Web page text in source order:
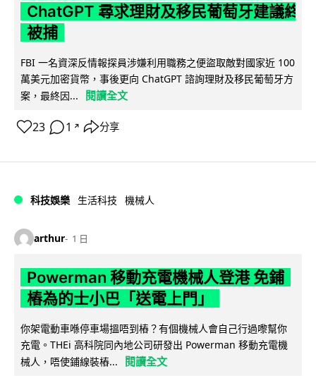
ChatGPT 尋求理財及移民葡萄牙建議終
被捕
FBI 一名資深反情報探員涉嫌利用職務之便盜取敵對國家近 100
萬美元加密貨幣，事後更向 ChatGPT 諮詢理財及移民葡萄牙方
案，最終因...
閱讀全文
23 1 ↗ 分享
科技娛樂 生活科技 機械人
arthur 1 日
Powerman 移動充電機械人登港 免鋪
樁為的士小巴「送電上門」
你架電動車喺停車場搵唔到樁？有個機械人會自己行過嚟幫你
充電。THEi 高科院同內地公司研發出 Powerman 移動充電機
械人，唔使鋪線裝樁...
閱讀全文